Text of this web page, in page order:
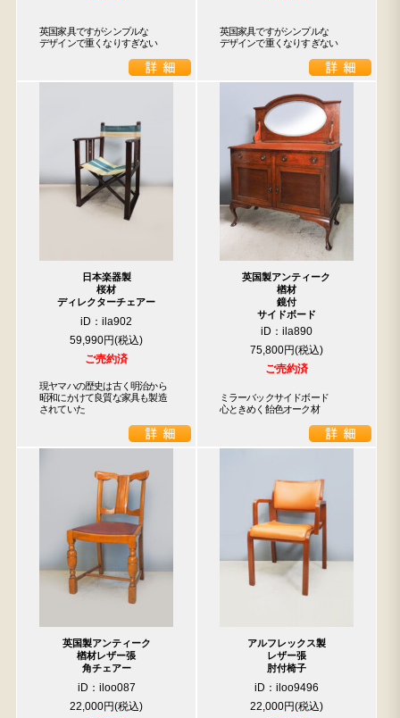
英国家具ですがシンプルな
デザインで重くなりすぎない
英国家具ですがシンプルな
デザインで重くなりすぎない
日本楽器製
桜材
ディレクターチェアー
iD：ila902
59,990円
ご売約済
現ヤマハの歴史は古く明治から
昭和にかけて良質な家具も製造
されていた
英国製アンティーク
楢材
鏡付
サイドボード
iD：ila890
75,800円
ご売約済
ミラーバックサイドボード
心ときめく飴色オーク材
英国製アンティーク
楢材レザー張
角チェアー
iD：iloo087
22,000円
アルフレックス製
レザー張
肘付椅子
iD：iloo9496
22,000円